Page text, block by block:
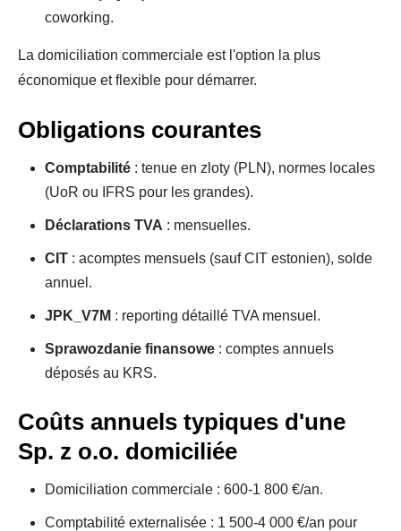
coworking.
La domiciliation commerciale est l'option la plus
économique et flexible pour démarrer.
Obligations courantes
Comptabilité : tenue en zloty (PLN), normes locales
(UoR ou IFRS pour les grandes).
Déclarations TVA : mensuelles.
CIT : acomptes mensuels (sauf CIT estonien), solde
annuel.
JPK_V7M : reporting détaillé TVA mensuel.
Sprawozdanie finansowe : comptes annuels
déposés au KRS.
Coûts annuels typiques d'une
Sp. z o.o. domiciliée
Domiciliation commerciale : 600-1 800 €/an.
Comptabilité externalisée : 1 500-4 000 €/an pour